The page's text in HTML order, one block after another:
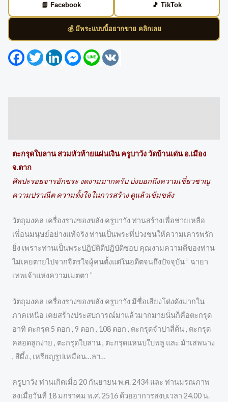
📘 Facebook 🎵 TikTok
💰 มีพระแบบนี้อยากขาย คลิกเลย
FacebookTwitterLinkedInMessenger
Line
ตะกรุดใบลาน สวมหัวท้ายแผ่นเงิน ครูบาวัง วัดบ้านเด่น อ.เมือง
จ.ตาก
ศิลปะรอยจารอักขระ งดงามมากครับ บ่งบอกถึงความเชี่ยวชาญ
ความปราณีต ความตั้งใจในการสร้าง ดูแล้วเข้มขลัง
วัตถุมงคล เครื่องรางของขลัง ครูบาวัง ท่านสร้างเพื่อช่วยเหลือ
เพื่อนมนุษย์อย่างแท้จริง ท่านเป็นพระที่ปวงชนให้ความเคารพรัก
ยิ่ง เพราะท่านเป็นพระปฏิบัติดีปฏิบัติชอบ คุณงามความดีของท่าน
ไม่เคยตายไปจากจิตรใจผู้คนตั้งแต่ในอดีตจนถึงปัจจุบัน ” ฉายา
เทพเจ้าแห่งความเมตตา ”
วัตถุมงคล เครื่องรางของขลัง ครูบาวัง มีชื่อเสียงโด่งดังมากใน
ภาคเหนือ เคยสร้างประสบการณ์มาแล้วมากมายนั่นก็คือตะกรุด
อาทิ ตะกรุด 5 ดอก , 9 ดอก , 108 ดอก , ตะกรุดจำปาสี่ต้น , ตะกรุด
คลอดลูกง่าย , ตะกรุดใบลาน , ตะกรุดแหนบใบพลู และ ม้าเสพนาง
, สีผึ้ง , เหรียญรูปเหมือน…ลฯ…
ครูบาวัง ท่านเกิดเมื่อ 20 กันยายน พ.ศ. 2434 และ ท่านมรณภาพ
ลงเมื่อวันที่ 18 มกราคม พ.ศ. 2516 ด้วยอาการสงบเวลา 24.00 น.